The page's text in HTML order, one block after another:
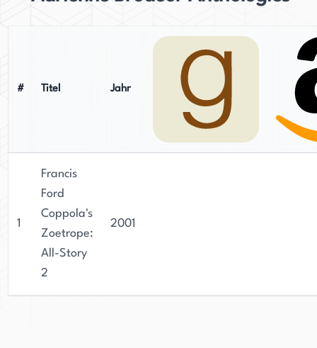
# Titel Jahr
1
Francis
Ford
Coppola's
Zoetrope:
All-Story
2
2001